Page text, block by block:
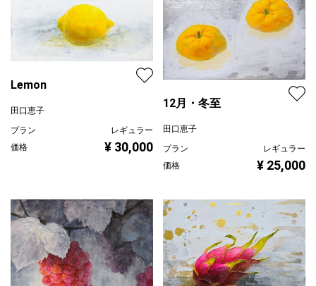
Lemon
田口恵子
プラン
レギュラー
価格
¥ 30,000
12月・冬至
田口恵子
プラン
レギュラー
価格
¥ 25,000